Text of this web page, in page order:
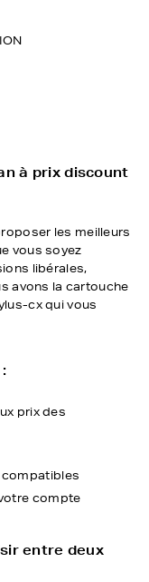
à prix discount
les meilleurs
vous soyez
libérales,
avons la cartouche
cx qui vous
prix des
compatibles
compte
entre deux